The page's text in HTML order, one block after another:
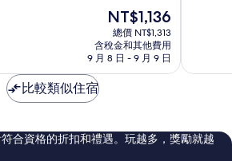
現
在
價
格
為
NT$1,136
總價 NT$1,313
含稅金和其他費用
9 月 8 日 - 9 月 9 日
常
評
論
比較類似住宿
合資格的折扣和禮遇。玩越多，獎勵就越